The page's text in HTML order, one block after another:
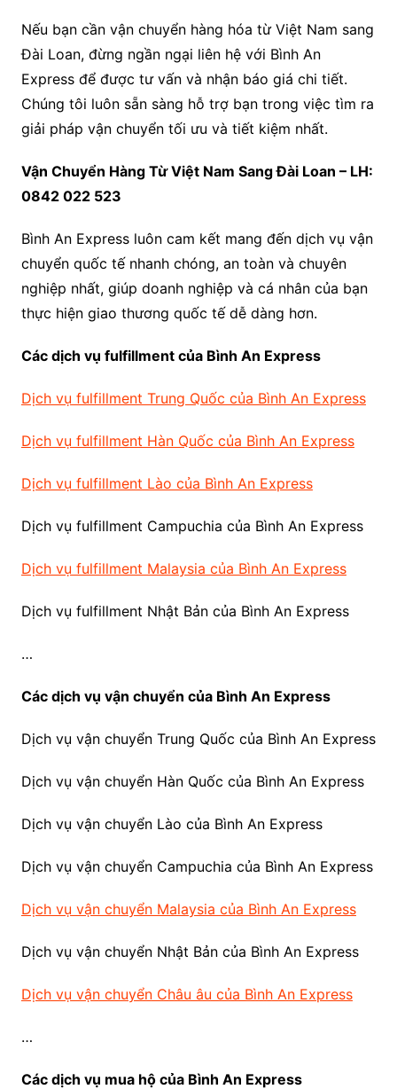
Nếu bạn cần vận chuyển hàng hóa từ Việt Nam sang
Đài Loan, đừng ngần ngại liên hệ với Bình An
Express để được tư vấn và nhận báo giá chi tiết.
Chúng tôi luôn sẵn sàng hỗ trợ bạn trong việc tìm ra
giải pháp vận chuyển tối ưu và tiết kiệm nhất.
Vận Chuyển Hàng Từ Việt Nam Sang Đài Loan – LH:
0842 022 523
Bình An Express luôn cam kết mang đến dịch vụ vận
chuyển quốc tế nhanh chóng, an toàn và chuyên
nghiệp nhất, giúp doanh nghiệp và cá nhân của bạn
thực hiện giao thương quốc tế dễ dàng hơn.
Các dịch vụ fulfillment của Bình An Express
Dịch vụ fulfillment Trung Quốc của Bình An Express
Dịch vụ fulfillment Hàn Quốc của Bình An Express
Dịch vụ fulfillment Lào của Bình An Express
Dịch vụ fulfillment Campuchia của Bình An Express
Dịch vụ fulfillment Malaysia của Bình An Express
Dịch vụ fulfillment Nhật Bản của Bình An Express
…
Các dịch vụ vận chuyển của Bình An Express
Dịch vụ vận chuyển Trung Quốc của Bình An Express
Dịch vụ vận chuyển Hàn Quốc của Bình An Express
Dịch vụ vận chuyển Lào của Bình An Express
Dịch vụ vận chuyển Campuchia của Bình An Express
Dịch vụ vận chuyển Malaysia của Bình An Express
Dịch vụ vận chuyển Nhật Bản của Bình An Express
Dịch vụ vận chuyển Châu âu của Bình An Express
…
Các dịch vụ mua hộ của Bình An Express